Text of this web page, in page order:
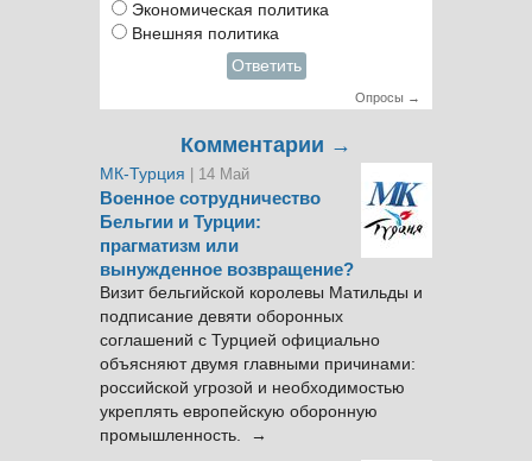
Экономическая политика
Внешняя политика
Ответить
Опросы →
Комментарии →
МК-Турция | 14 Май
Военное сотрудничество
Бельгии и Турции:
прагматизм или
вынужденное возвращение?
Визит бельгийской королевы Матильды и
подписание девяти оборонных
соглашений с Турцией официально
объясняют двумя главными причинами:
российской угрозой и необходимостью
укреплять европейскую оборонную
промышленность. →